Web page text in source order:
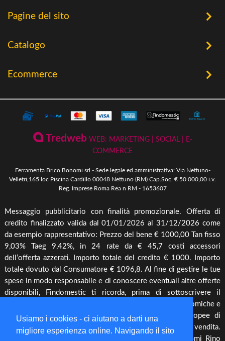
Usiamo i cookies - ci aiutano a darti una
migliore esperienza online. Navigando il sito
Pagine del sito
Home
Offerte
Storia
Catalogo
Riscaldamento a Biomassa
Ferramenta & Fai Da Te
Giardinaggio
Piscine & Divertimento
Arredo Giardino & Mare
Mangimi & Pet Care
Agricoltura
Irrigazione & Pompe
Riscaldamento & Pannelli solari & Bollitori
Elettronica & illuminazione
Cura piante
Offerte
Ecommerce
Termini e Privacy
Condizioni Generali di Vendita
Pagamenti Disponibili
Spedizione e Imballaggio
Cambio, Resi e Rimborsi
TredwebWEB: MARKETING | SOCIAL | E-
COMMERCE
Ferramenta Brico Bonomi srl - Sede legale ed amministrativa: Via Nettuno-
Velletri,165 loc Piscina Cardillo 00048 Nettuno (RM) Cap.Soc. € 50 000,00 i.v.
Reg. Imprese Roma Rea n RM - 1653607
Messaggio pubblicitario con finalità promozionale. Offerta di
credito finalizzato valida dal 01/01/2026 al 31/12/2026 come
da esempio rappresentativo: Prezzo del bene € 1000,00 Tan fisso
9,03% Taeg 9,42%, in 24 rate da € 45,7 costi accessori
dell’offerta azzerati. Importo totale del credito € 1000. Importo
totale dovuto dal Consumatore € 1096,8. Al fine di gestire le tue
spese in modo responsabile e di conoscere eventuali altre offerte
disponibili, Findomestic ti ricorda, prima di sottoscrivere il
contratto, di prendere visione di tutte le condizioni economiche e
contrattuali, facendo riferimento alle Informazioni Europee di
Base sul Credito ai Consumatori (IEBCC) presso il punto vendita.
Salvo approvazione di Findomestic Banca S.p.A.. Bonomi Rino